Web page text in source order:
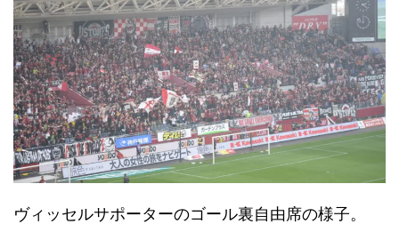
ヴィッセルサポーターのゴール裏自由席の様子。